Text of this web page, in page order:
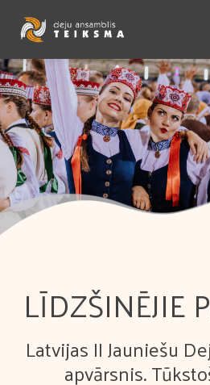
LĪDZŠINĒJIE
Latvijas II Jauniešu
apvārsnis.